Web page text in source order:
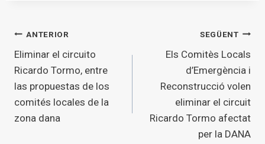
Navegació
d'entrades
ANTERIOR
Eliminar el circuito
Ricardo Tormo, entre
las propuestas de los
comités locales de la
zona dana
SEGÜENT
Els Comitès Locals
d’Emergència i
Reconstrucció volen
eliminar el circuit
Ricardo Tormo afectat
per la DANA